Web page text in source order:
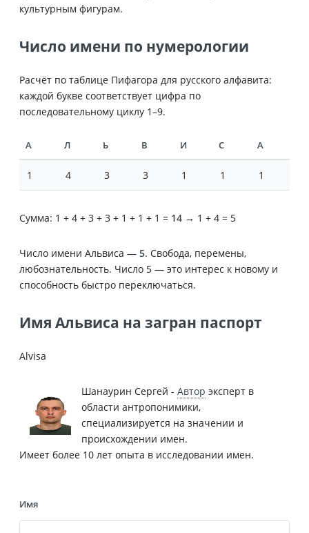
культурным фигурам.
Число имени по нумерологии
Расчёт по таблице Пифагора для русского алфавита:
каждой букве соответствует цифра по
последовательному циклу 1–9.
А Л Ь В И С А
1 4 3 3 1 1 1
Сумма: 1 + 4 + 3 + 3 + 1 + 1 + 1 = 14 → 1 + 4 = 5
Число имени Альвиса — 5. Свобода, перемены,
любознательность. Число 5 — это интерес к новому и
способность быстро переключаться.
Имя Альвиса на загран паспорт
Alvisa
Шанаурин Сергей - Автор эксперт в
области антропонимики,
специализируется на значении и
происхождении имен.
Имеет более 10 лет опыта в исследовании имен.
Имя